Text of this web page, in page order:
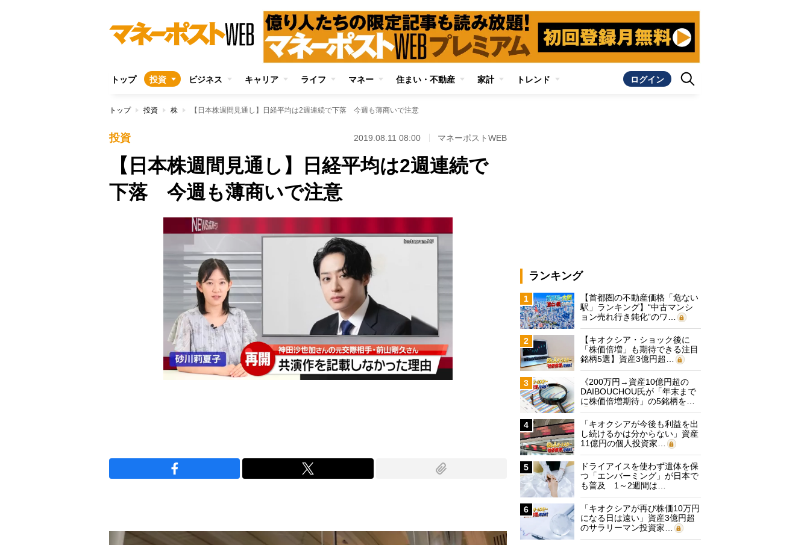
トップ 投資 ビジネス キャリア ライフ マネー 住まい・不動産 家計 トレンド ログイン
トップ 投資 株 【日本株週間見通し】日経平均は2週連続で下落 今週も薄商いで注意
投資 2019.08.11 08:00 マネーポストWEB
【日本株週間見通し】日経平均は2週連続で
下落 今週も薄商いで注意
ランキング
1
【首都圏の不動産価格「危ない
駅」ランキング】“中古マンシ
ョン売れ行き鈍化”のワ…
2
【キオクシア・ショック後に
「株価倍増」も期待できる注目
銘柄5選】資産3億円超…
3
《200万円→資産10億円超の
DAIBOUCHOU氏が「年末まで
に株価倍増期待」の5銘柄を…
4
「キオクシアが今後も利益を出
し続けるかは分からない」資産
11億円の個人投資家…
5
ドライアイスを使わず遺体を保
つ「エンバーミング」が日本で
も普及 1～2週間は…
6
「キオクシアが再び株価10万円
になる日は遠い」資産3億円超
のサラリーマン投資家…